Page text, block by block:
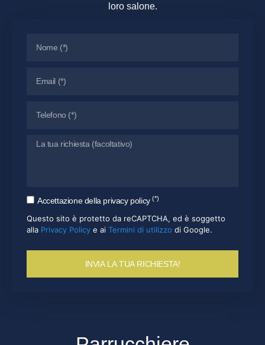
loro salone.
Accettazione della privacy policy(*)
Questo sito è protetto da reCAPTCHA, ed è soggetto
alla Privacy Policy e ai Termini di utilizzo di Google.
INVIA LA TUA RICHIESTA!